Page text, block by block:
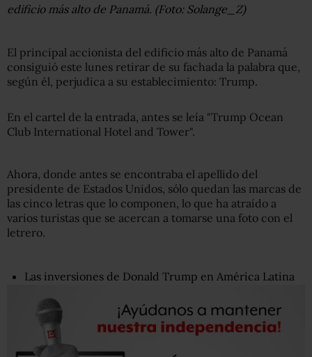
edificio más alto de Panamá. (Foto: Solange_Z)
El principal accionista del edificio más alto de Panamá
consiguió este lunes retirar de su fachada la palabra que,
según él, perjudica a su establecimiento: Trump.
En el cartel de la entrada, antes se leía "Trump Ocean
Club International Hotel and Tower".
Ahora, donde antes se encontraba el apellido del
presidente de Estados Unidos, sólo quedan las marcas de
las cinco letras que lo componen, lo que ha atraído a
varios turistas que se acercan a tomarse una foto con el
letrero.
Las inversiones de Donald Trump en América Latina